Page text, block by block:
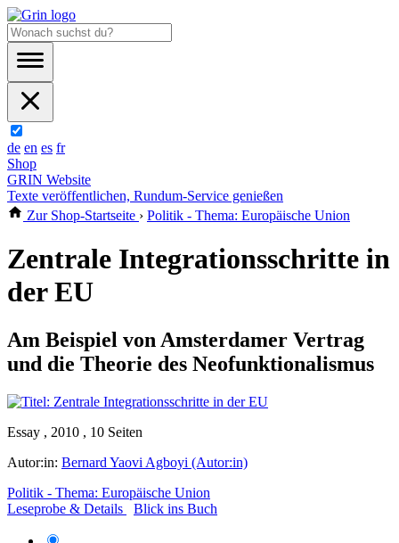
de en es fr
Shop
GRIN Website
Texte veröffentlichen, Rundum-Service genießen
Zur Shop-Startseite › Politik - Thema: Europäische Union
Zentrale Integrationsschritte in
der EU
Am Beispiel von Amsterdamer Vertrag
und die Theorie des Neofunktionalismus
Essay , 2010 , 10 Seiten
Autor:in: Bernard Yaovi Agboyi (Autor:in)
Politik - Thema: Europäische Union
Leseprobe & Details
Blick ins Buch